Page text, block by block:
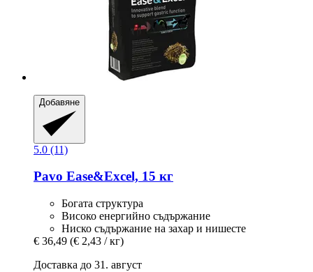
Добавяне
5.0 (11)
Pavo Ease&Excel, 15 кг
Богата структура
Високо енергийно съдържание
Ниско съдържание на захар и нишесте
€ 36,49 (€ 2,43 / кг)
Доставка до 31. август